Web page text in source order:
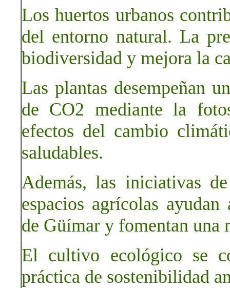
Los huertos urbanos
del entorno natural. La
biodiversidad y mejora la
Las plantas desempeñan
de CO2 mediante la
efectos del cambio
saludables.
Además, las iniciativas
espacios agrícolas
de Güímar y fomentan una
El cultivo ecológico se
práctica de sostenibilidad